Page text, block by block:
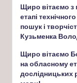
Щиро вітаємо з
етапі
пошук і
Кузьменка
Щиро вітаємо
на обласному
дослідницьких